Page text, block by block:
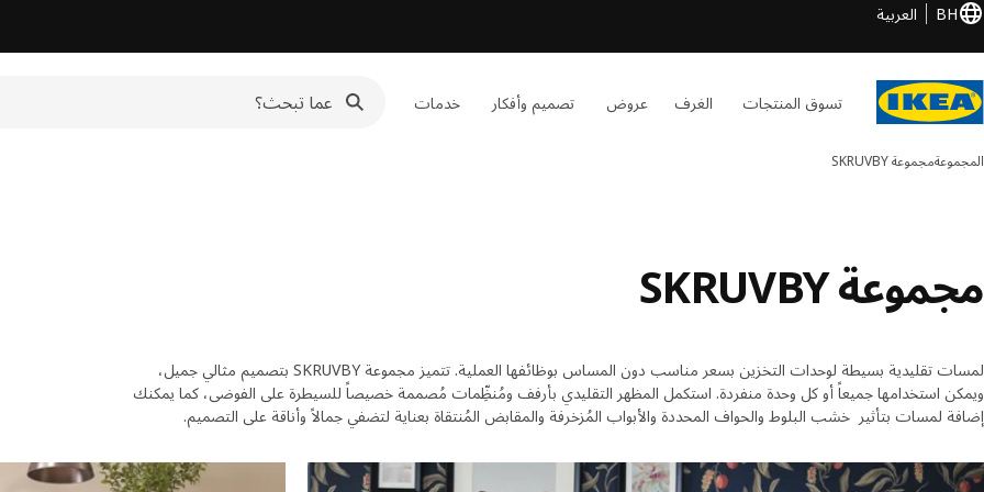
BH العربية
تسوق المنتجات الغرف عروض تصميم وأفكار خدمات
المجموعةمجموعة SKRUVBY
مجموعة SKRUVBY
لمسات تقليدية بسيطة لوحدات التخزين بسعر مناسب دون المساس بوظائفها العملية. تتميز مجموعة SKRUVBY بتصميم مثالي جميل،
ويمكن استخدامها جميعاً أو كل وحدة منفردة. استكمل المظهر التقليدي بأرفف ومُنظِّمات مُصممة خصيصاً للسيطرة على الفوضى، كما يمكنك
إضافة لمسات بتأثير خشب البلوط والحواف المحددة والأبواب المُزخرفة والمقابض المُنتقاة بعناية لتضفي جمالاً وأناقة على التصميم.